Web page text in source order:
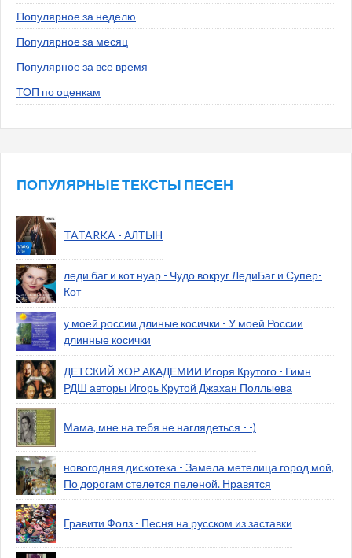
Популярное за неделю
Популярное за месяц
Популярное за все время
ТОП по оценкам
ПОПУЛЯРНЫЕ ТЕКСТЫ ПЕСЕН
TATARKA - АЛТЫН
леди баг и кот нуар - Чудо вокруг ЛедиБаг и Супер-
Кот
у моей россии длиные косички - У моей России
длинные косички
ДЕТСКИЙ ХОР АКАДЕМИИ Игоря Крутого - Гимн
РДШ авторы Игорь Крутой Джахан Поллыева
Мама, мне на тебя не наглядеться - -)
новогодняя дискотека - Замела метелица город мой,
По дорогам стелется пеленой. Нравятся
Гравити Фолз - Песня на русском из заставки